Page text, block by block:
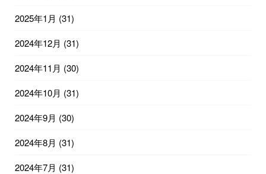
2025年1月 (31)
2024年12月 (31)
2024年11月 (30)
2024年10月 (31)
2024年9月 (30)
2024年8月 (31)
2024年7月 (31)